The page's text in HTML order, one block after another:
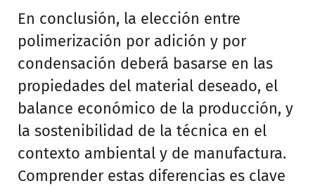
En conclusión, la elección entre
polimerización por adición y por
condensación deberá basarse en las
propiedades del material deseado, el
balance económico de la producción, y
la sostenibilidad de la técnica en el
contexto ambiental y de manufactura.
Comprender estas diferencias es clave